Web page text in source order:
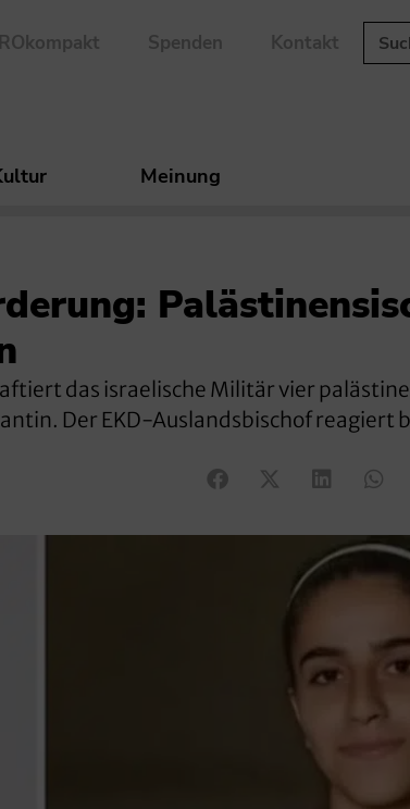
Spenden Kontakt
Meinung
das israelische Militär vier
Der EKD-Auslandsbischof reagiert